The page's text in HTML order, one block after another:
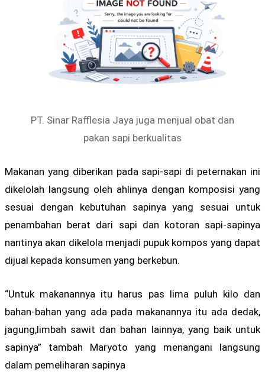
PT. Sinar Rafflesia Jaya juga menjual obat dan
pakan sapi berkualitas
Makanan yang diberikan pada sapi-sapi di peternakan ini
dikelolah langsung oleh ahlinya dengan komposisi yang
sesuai dengan kebutuhan sapinya yang sesuai untuk
penambahan berat dari sapi dan kotoran sapi-sapinya
nantinya akan dikelola menjadi pupuk kompos yang dapat
dijual kepada konsumen yang berkebun.
“Untuk makanannya itu harus pas lima puluh kilo dan
bahan-bahan yang ada pada makanannya itu ada dedak,
jagung,limbah sawit dan bahan lainnya, yang baik untuk
sapinya” tambah Maryoto yang menangani langsung
dalam pemeliharan sapinya